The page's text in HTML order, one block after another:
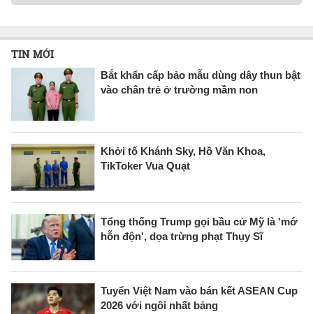
TIN MỚI
Bắt khẩn cấp bảo mẫu dùng dây thun bật
vào chân trẻ ở trường mầm non
Khởi tố Khánh Sky, Hồ Văn Khoa,
TikToker Vua Quạt
Tổng thống Trump gọi bầu cử Mỹ là 'mớ
hỗn độn', dọa trừng phạt Thụy Sĩ
Tuyển Việt Nam vào bán kết ASEAN Cup
2026 với ngôi nhất bảng